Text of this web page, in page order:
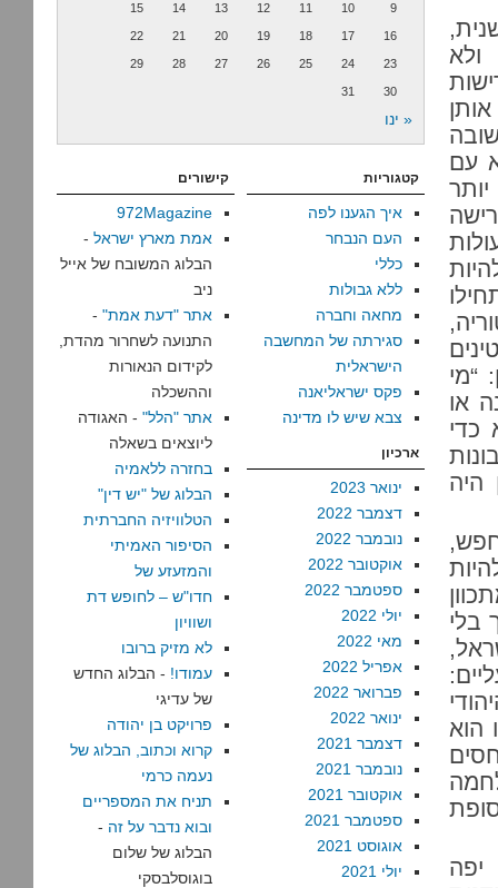
עם
“מי
או
כדי
היה
בלי
הוא
השתלבנו יפה
9
10
11
12
13
14
15
16
17
18
19
20
21
22
23
24
25
26
27
28
29
30
31
« ינו
קטגוריות
איך הגענו לפה
העם הנבחר
כללי
ללא גבולות
מחאה וחברה
סגירתה של המחשבה
הישראלית
פקס ישראליאנה
צבא שיש לו מדינה
ארכיון
ינואר 2023
דצמבר 2022
נובמבר 2022
אוקטובר 2022
ספטמבר 2022
יולי 2022
מאי 2022
אפריל 2022
פברואר 2022
ינואר 2022
דצמבר 2021
נובמבר 2021
אוקטובר 2021
ספטמבר 2021
אוגוסט 2021
יולי 2021
קישורים
972Magazine
אמת מארץ ישראל -
הבלוג המשובח של אייל
ניב
אתר "דעת אמת" -
התנועה לשחרור מהדת,
לקידום הנאורות
וההשכלה
אתר "הלל" - האגודה
ליוצאים בשאלה
בחזרה ללאמיה
הבלוג של "יש דין"
הטלוויזיה החברתית
הסיפור האמיתי
והמזעזע של
חדו"ש – לחופש דת
ושוויון
לא מזיק ברובו
עמודו! - הבלוג החדש
של עדיגי
פרויקט בן יהודה
קרוא וכתוב, הבלוג של
נעמה כרמי
תניח את המספריים
ובוא נדבר על זה -
הבלוג של שלום
בוגוסלבסקי